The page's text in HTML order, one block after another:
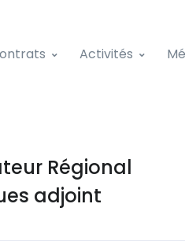
Activités
Régional
adjoint